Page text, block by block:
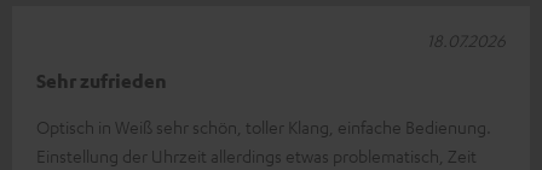
Sehr zufrieden
Optisch in Weiß sehr schön, toller Klang, einfache Bedienung.
Einstellung der Uhrzeit allerdings etwas problematisch, Zeit
18.07.2026